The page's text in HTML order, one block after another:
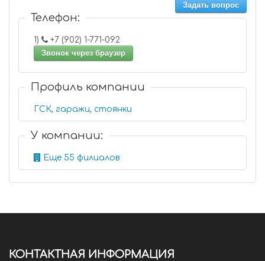
Задать вопрос
Телефон:
1)
+7 (902) 1-771-092
Звонок через браузер
Профиль компании
ГСК, гаражи, стоянки
У компании:
Еще 55 филиалов
КОНТАКТНАЯ ИНФОРМАЦИЯ